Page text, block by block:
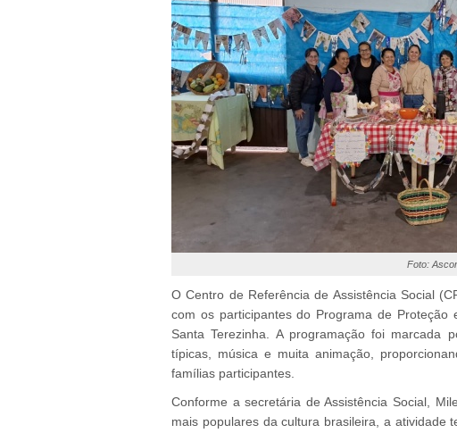
Foto:
O Centro de Referência de Assistência Social
com os participantes do Programa de
Santa Terezinha. A programação foi marcada
típicas, música e muita animação,
famílias participantes.
Conforme a secretária de Assistência Social,
mais populares da cultura brasileira, a atividade